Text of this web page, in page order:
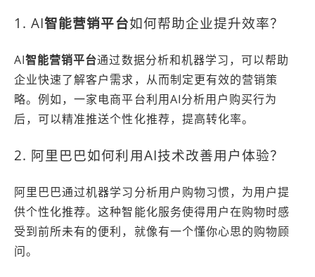
1. AI智能营销平台如何帮助企业提升效率？
AI智能营销平台通过数据分析和机器学习，可以帮助
企业快速了解客户需求，从而制定更有效的营销策
略。例如，一家电商平台利用AI分析用户购买行为
后，可以精准推送个性化推荐，提高转化率。
2. 阿里巴巴如何利用AI技术改善用户体验？
阿里巴巴通过机器学习分析用户购物习惯，为用户提
供个性化推荐。这种智能化服务使得用户在购物时感
受到前所未有的便利，就像有一个懂你心思的购物顾
问。